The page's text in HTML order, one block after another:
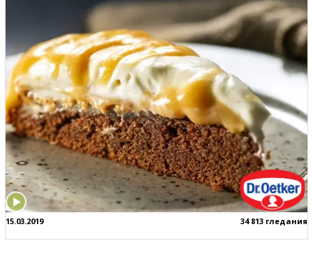
15.03.2019 34 813 гледания